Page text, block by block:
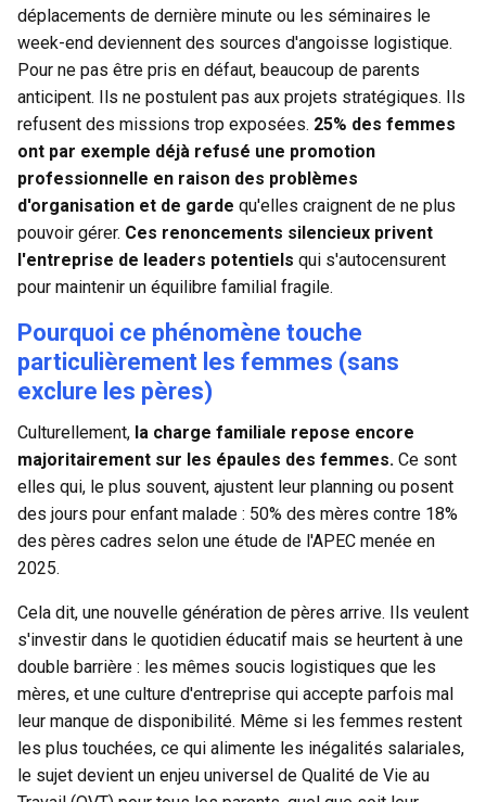
déplacements de dernière minute ou les séminaires le
week-end deviennent des sources d'angoisse logistique.
Pour ne pas être pris en défaut, beaucoup de parents
anticipent. Ils ne postulent pas aux projets stratégiques. Ils
refusent des missions trop exposées. 25% des femmes
ont par exemple déjà refusé une promotion
professionnelle en raison des problèmes
d'organisation et de garde qu'elles craignent de ne plus
pouvoir gérer. Ces renoncements silencieux privent
l'entreprise de leaders potentiels qui s'autocensurent
pour maintenir un équilibre familial fragile.
Pourquoi ce phénomène touche
particulièrement les femmes (sans
exclure les pères)
Culturellement, la charge familiale repose encore
majoritairement sur les épaules des femmes. Ce sont
elles qui, le plus souvent, ajustent leur planning ou posent
des jours pour enfant malade : 50% des mères contre 18%
des pères cadres selon une étude de l'APEC menée en
2025.
Cela dit, une nouvelle génération de pères arrive. Ils veulent
s'investir dans le quotidien éducatif mais se heurtent à une
double barrière : les mêmes soucis logistiques que les
mères, et une culture d'entreprise qui accepte parfois mal
leur manque de disponibilité. Même si les femmes restent
les plus touchées, ce qui alimente les inégalités salariales,
le sujet devient un enjeu universel de Qualité de Vie au